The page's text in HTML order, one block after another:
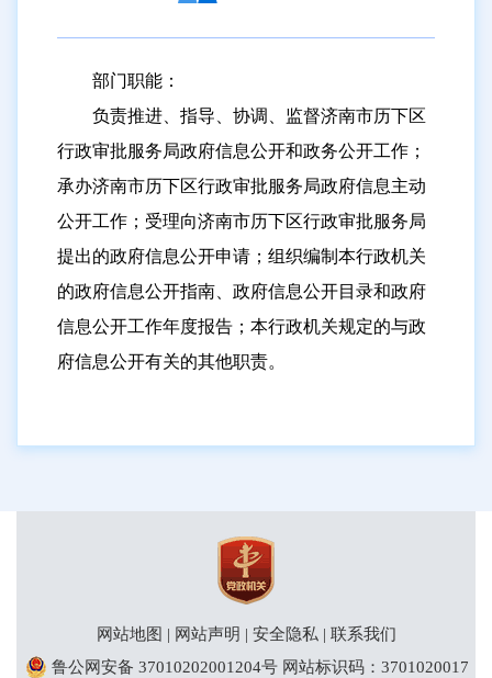
历下区教育和体育局
历下区科学技术局
历下区文化和旅游局
历下区卫生健康局
历下区医疗保障局
历下区建筑新村街道办事处
历下区千佛山街道办事处
历下区趵突泉街道办事处
历下区解放路街道办事处
部门职能：
负责推进、指导、协调、监督济南市历下区
行政审批服务局政府信息公开和政务公开工作；
承办济南市历下区行政审批服务局政府信息主动
公开工作；受理向济南市历下区行政审批服务局
提出的政府信息公开申请；组织编制本行政机关
的政府信息公开指南、政府信息公开目录和政府
信息公开工作年度报告；本行政机关规定的与政
府信息公开有关的其他职责。
网站地图 | 网站声明 | 安全隐私 | 联系我们
鲁公网安备 37010202001204号 网站标识码：3701020017